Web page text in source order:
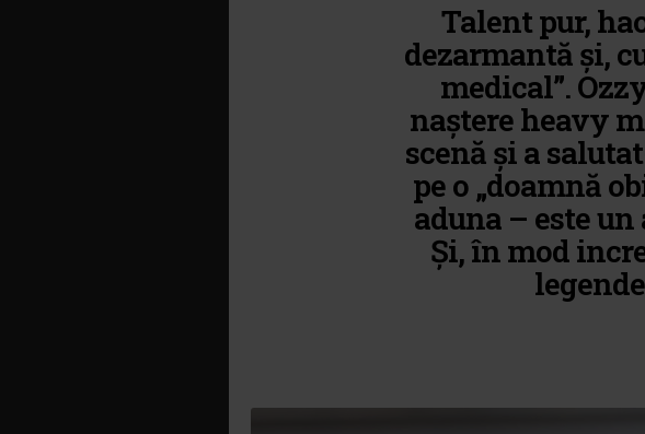
Talent pur,
dezarmantă și,
medical”.
naștere heavy
scenă și a
pe o „doamnă
aduna – este un
Și, în mod